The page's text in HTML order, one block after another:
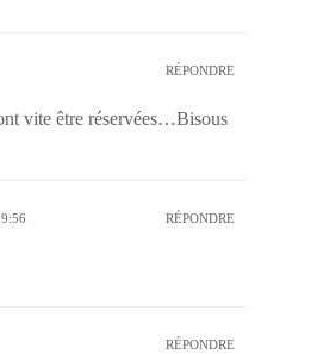
RÉPONDRE
vite être réservées…Bisous
RÉPONDRE
RÉPONDRE